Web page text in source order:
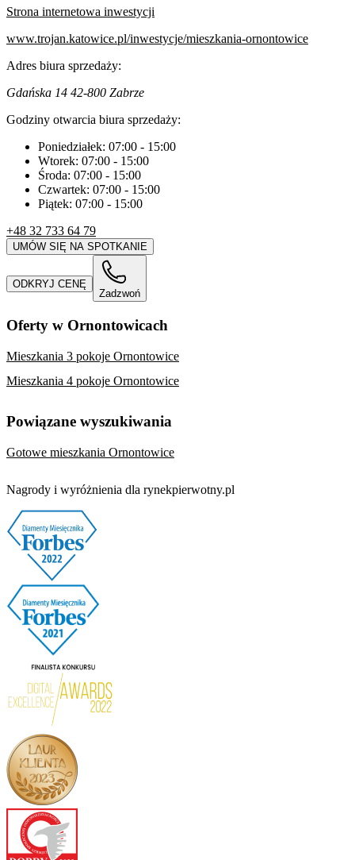
Strona internetowa inwestycji
www.trojan.katowice.pl/inwestycje/mieszkania-ornontowice
Adres biura sprzedaży:
Gdańska 14 42-800 Zabrze
Godziny otwarcia biura sprzedaży:
Poniedziałek: 07:00 - 15:00
Wtorek: 07:00 - 15:00
Środa: 07:00 - 15:00
Czwartek: 07:00 - 15:00
Piątek: 07:00 - 15:00
+48 32 733 64 79
UMÓW SIĘ NA SPOTKANIE
ODKRYJ CENĘ
Zadzwoń
Oferty w Ornontowicach
Mieszkania 3 pokoje Ornontowice
Mieszkania 4 pokoje Ornontowice
Powiązane wyszukiwania
Gotowe mieszkania Ornontowice
Nagrody i wyróżnienia dla rynekpierwotny.pl